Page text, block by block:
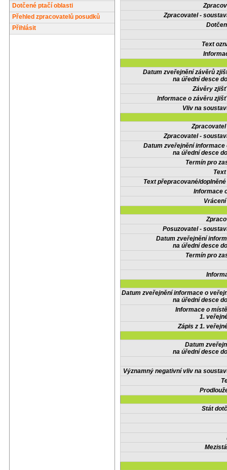
Dotčené ptačí oblasti
Přehled zpracovatelů posudků
Přihlásit
Zpracovatel -
Text
Datum zveřejnění závěrů
na úřední desce
Závěry
Informace o závěru
Vliv na
Zpracovatel -
Datum zveřejnění informace
na úřední desce
Termín pro
Text přepracované/
Informace
Posuzovatel -
Datum zveřejnění
na úřední desce
Termín pro
Datum zveřejnění informace o
na úřední desce
Informace o
1.
Zápis z 1.
Datum
na úřední desce
Významný negativní vliv na
Stát